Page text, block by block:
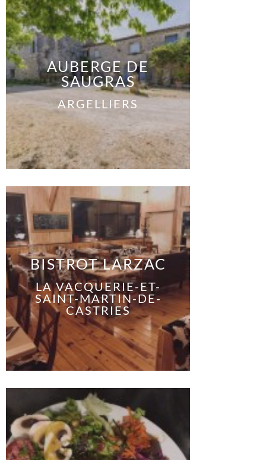
AUBERGE DE
SAUGRAS
ARGELLIERS
BISTROT LARZAC
LA VACQUERIE-ET-
SAINT-MARTIN-DE-
CASTRIES